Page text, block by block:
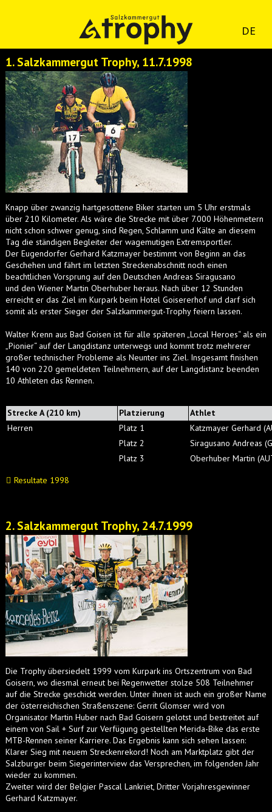
DE
1. Salzkammergut Trophy, 11.7.1998
Knapp über zwanzig hartgesottene Biker starten um 5 Uhr erstmals
über 210 Kilometer. Als wäre die Strecke mit über 7.000 Höhenmetern
nicht schon schwer genug, sind Regen, Schlamm und Kälte an diesem
Tag die ständigen Begleiter der wagemutigen Extremsportler.
Der Eugendorfer Gerhard Katzmayer bestimmt von Beginn an das
Geschehen und fährt im letzten Streckenabschnitt noch einen
beachtlichen Vorsprung auf den Deutschen Andreas Siragusano
und den Wiener Martin Oberhuber heraus. Nach über 12 Stunden
erreicht er das Ziel im Kurpark beim Hotel Goisererhof und darf sich
somit als erster Sieger der Salzkammergut-Trophy feiern lassen.
Walter Krenn aus Bad Goisen ist für alle späteren „Local Heroes“ als ein
„Pionier“ auf der Langdistanz unterwegs und kommt trotz mehrerer
großer technischer Probleme als Neunter ins Ziel. Insgesamt finishen
140 von 220 gemeldeten Teilnehmern, auf der Langdistanz beenden
10 Athleten das Rennen.
Strecke A (210 km) Platzierung
Athlet
Herren
Platz 1
Katzmayer Gerhard
Platz 2
Siragusano Andreas
Platz 3
Oberhuber Martin
Resultate 1998
2. Salzkammergut Trophy, 24.7.1999
Die Trophy übersiedelt 1999 vom Kurpark ins Ortszentrum von Bad
Goisern, wo diesmal erneut bei Regenwetter stolze 508 Teilnehmer
auf die Strecke geschickt werden. Unter ihnen ist auch ein großer Name
der österreichischen Straßenszene: Gerrit Glomser wird von
Organisator Martin Huber nach Bad Goisern gelotst und bestreitet auf
einem von Sail + Surf zur Verfügung gestellten Merida-Bike das erste
MTB-Rennen seiner Karriere. Das Ergebnis kann sich sehen lassen:
Klarer Sieg mit neuem Streckenrekord! Noch am Marktplatz gibt der
Salzburger beim Siegerinterview das Versprechen, im folgenden Jahr
wieder zu kommen.
Zweiter wird der Belgier Pascal Lankriet, Dritter Vorjahresgewinner
Gerhard Katzmayer.